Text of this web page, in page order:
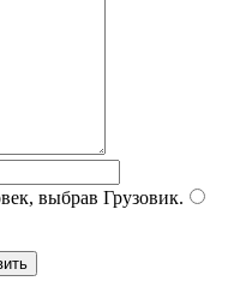
выбрав Грузовик.